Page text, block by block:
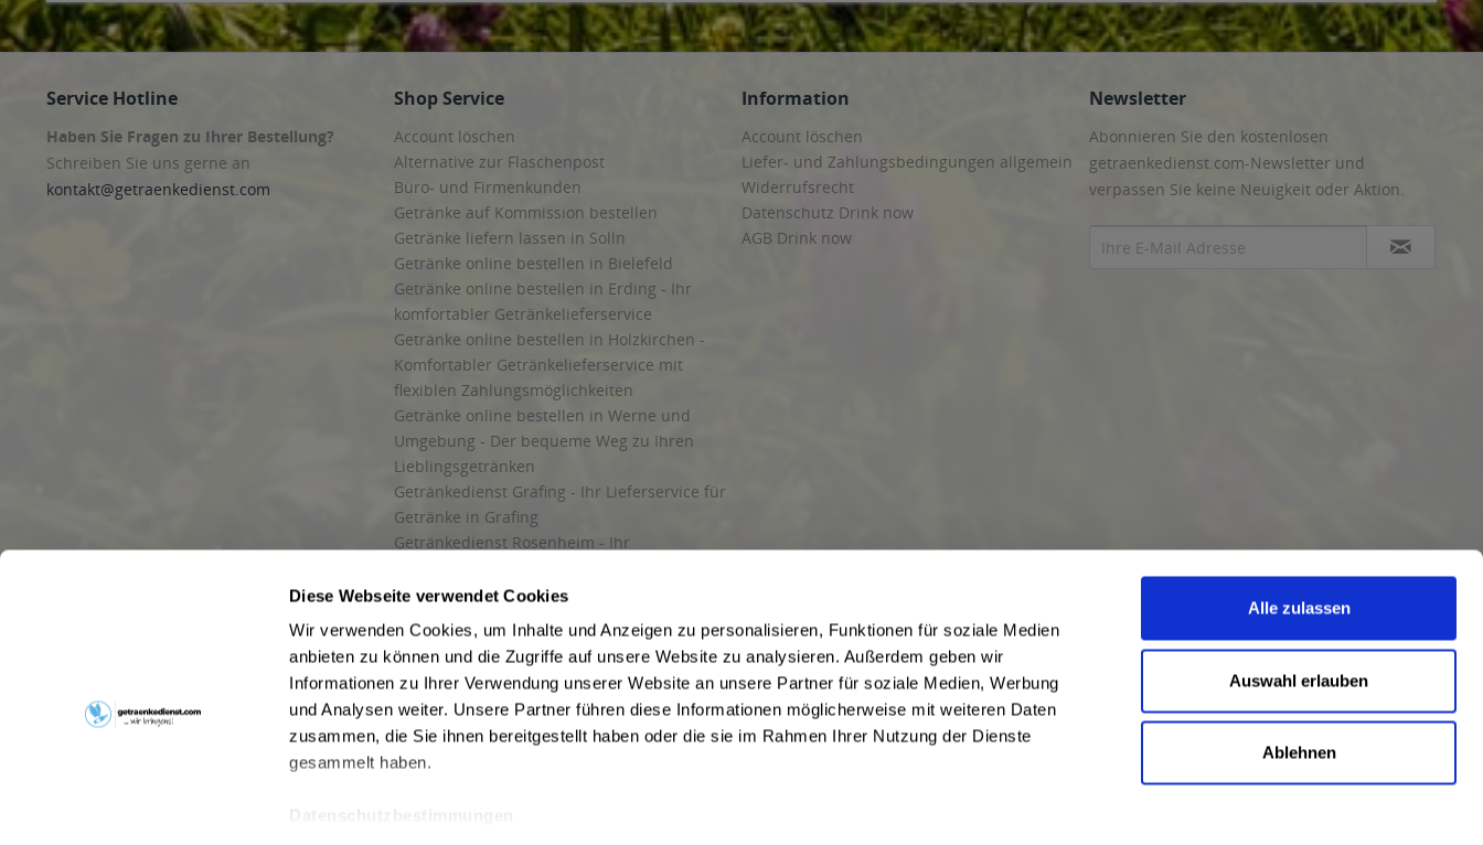
Diese Webseite verwendet Cookies
Wir verwenden Cookies, um Inhalte und Anzeigen zu personalisieren, Funktionen für soziale Medien
anbieten zu können und die Zugriffe auf unsere Website zu analysieren. Außerdem geben wir
Informationen zu Ihrer Verwendung unserer Website an unsere Partner für soziale Medien, Werbung
und Analysen weiter. Unsere Partner führen diese Informationen möglicherweise mit weiteren Daten
zusammen, die Sie ihnen bereitgestellt haben oder die sie im Rahmen Ihrer Nutzung der Dienste
gesammelt haben.
Alle zulassen
Auswahl erlauben
Ablehnen
Service Hotline
Haben Sie Fragen zu Ihrer Bestellung?
Schreiben Sie uns gerne an
kontakt@getraenkedienst.com
Shop Service
Account löschen
Alternative zur Flaschenpost
Büro- und Firmenkunden
Getränke auf Kommission bestellen
Getränke liefern lassen in Solln
Getränke online bestellen in Bielefeld
Getränke online bestellen in Erding - Ihr
komfortabler Getränkelieferservice
Getränke online bestellen in Holzkirchen -
Komfortabler Getränkelieferservice mit
flexiblen Zahlungsmöglichkeiten
Getränke online bestellen in Werne und
Umgebung - Der bequeme Weg zu Ihren
Lieblingsgetränken
Getränkedienst Grafing - Ihr Lieferservice für
Getränke in Grafing
Getränkedienst Rosenheim - Ihr
und Umgebung
Getränkelieferung in Starnberg
Liefergebiet
Lieferservice für Getränke
Wir liefern Getränke
Kontakt
Newsletter
Information
Account löschen
Liefer- und Zahlungsbedingungen allgemein
Widerrufsrecht
Datenschutz Drink now
AGB Drink now
Newsletter
Abonnieren Sie den kostenlosen
getraenkedienst.com-Newsletter und
verpassen Sie keine Neuigkeit oder Aktion.